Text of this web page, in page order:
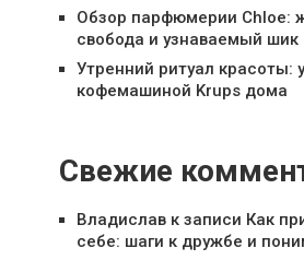
Обзор парфюмерии Chloe:
свобода и узнаваемый шик
Утренний ритуал красоты:
кофемашиной Krups дома
Свежие
Владиславк записи Как
себе: шаги к дружбе и